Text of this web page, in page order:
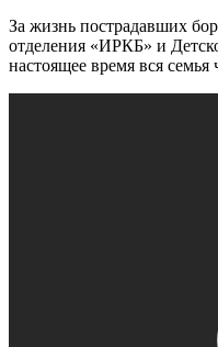
За жизнь пострадавших
отделения «ИРКБ» и
настоящее время вся семья